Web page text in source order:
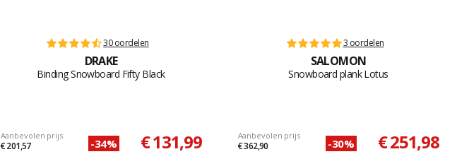
30 oordelen
DRAKE
Binding Snowboard Fifty Black
Aanbevolen prijs
€ 201,57 -34% € 131,99
3 oordelen
SALOMON
Snowboard plank Lotus
Aanbevolen prijs
€ 362,90 -30% € 251,98